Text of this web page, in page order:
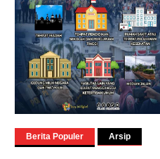
Berita Populer Arsip